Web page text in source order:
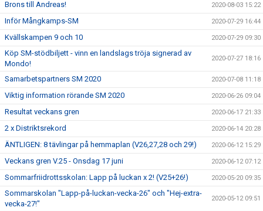
Brons till Andreas! 2020-08-03 15:22
Inför Mångkamps-SM 2020-07-29 16:44
Kvällskampen 9 och 10 2020-07-29 09:30
Köp SM-stödbiljett - vinn en landslags tröja signerad av
Mondo!
2020-07-27 18:16
Samarbetspartners SM 2020 2020-07-08 11:18
Viktig information rörande SM 2020 2020-06-26 09:04
Resultat veckans gren 2020-06-17 21:33
2 x Distriktsrekord 2020-06-14 20:28
ÄNTLIGEN: 8 tävlingar på hemmaplan (V26,27,28 och 29!) 2020-06-12 15:29
Veckans gren V.25 - Onsdag 17 juni 2020-06-12 07:12
Sommarfriidrottsskolan: Lapp på luckan x 2! (V25+26!) 2020-05-20 09:35
Sommarskolan "Lapp-på-luckan-vecka-26" och "Hej-extra-
vecka-27!"
2020-05-12 09:51